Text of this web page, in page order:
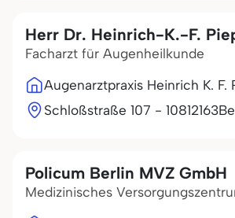
Herr Dr. Heinrich-K.-F.
Facharzt für Augenheilkunde
Augenarztpraxis Heinrich K. F.
Schloßstraße 107 - 10812163
Policum Berlin MVZ GmbH
Medizinisches